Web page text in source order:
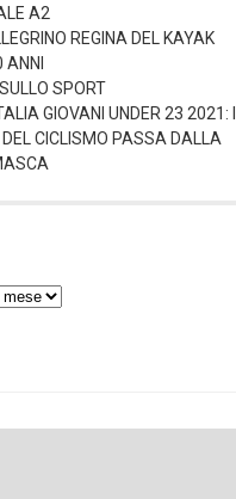
A2
REGINA DEL KAYAK
ANNI
SPORT
GIOVANI UNDER 23 2021: IL
DEL CICLISMO PASSA DALLA